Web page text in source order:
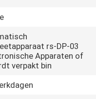
rs-DP-03
Apparaten of
verpakt bin